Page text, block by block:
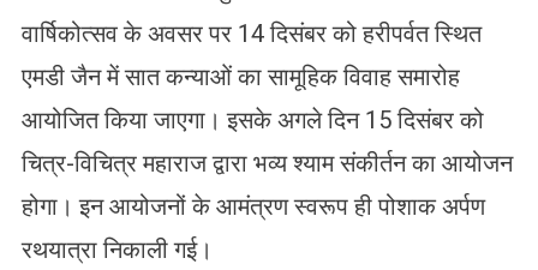
वार्षिकोत्सव के अवसर पर 14 दिसंबर को हरीपर्वत स्थित
एमडी जैन में सात कन्याओं का सामूहिक विवाह समारोह
आयोजित किया जाएगा। इसके अगले दिन 15 दिसंबर को
चित्र-विचित्र महाराज द्वारा भव्य श्याम संकीर्तन का आयोजन
होगा। इन आयोजनों के आमंत्रण स्वरूप ही पोशाक अर्पण
रथयात्रा निकाली गई।